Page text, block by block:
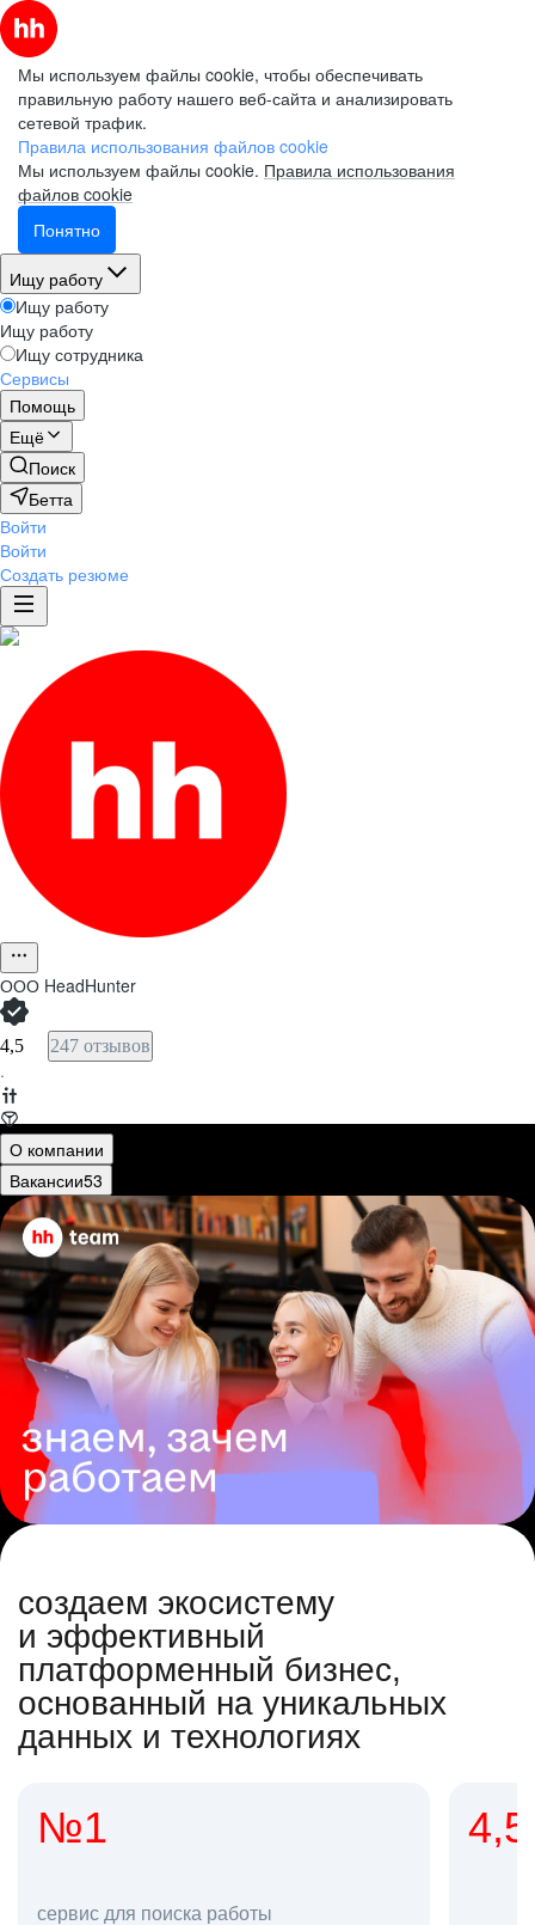
Мы используем файлы cookie, чтобы обеспечивать
правильную работу нашего веб-сайта и анализировать
сетевой трафик.
Правила использования файлов cookie
Мы используем файлы cookie. Правила использования
файлов cookie
Понятно
Ищу работу
Ищу работу
Ищу работу
Ищу сотрудника
Сервисы
Помощь
Ещё
Поиск
Бетта
Войти
Войти
Создать резюме
ООО HeadHunter
4,5 247 отзывов
·
О компании
Вакансии53
создаем экосистему
и эффективный
платформенный бизнес,
основанный на уникальных
данных и технологиях
№1
сервис для поиска работы
4,5